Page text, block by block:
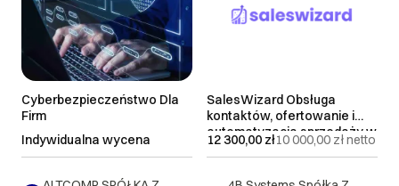
> 21 dni roboczych
do uzgodnienia
Najnowsze
Cyberbezpieczeństwo Dla
Firm
Indywidualna wycena
SalesWizard Obsługa
kontaktów, ofertowanie i
automatyzacja sprzedaży w
jednej platformie CRM
12 300,00 zł10 000,00 złnetto